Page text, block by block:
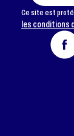
Ce site est
les conditions